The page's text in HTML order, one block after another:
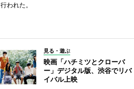
行われた。
見る・遊ぶ
映画「ハチミツとクローバ
ー」デジタル版、渋谷でリバ
イバル上映